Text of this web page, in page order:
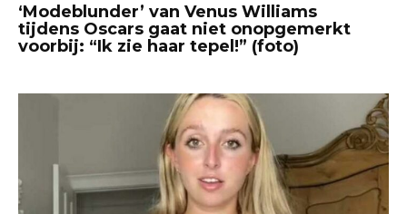
‘Modeblunder’ van Venus Williams
tijdens Oscars gaat niet onopgemerkt
voorbij: “Ik zie haar tepel!” (foto)